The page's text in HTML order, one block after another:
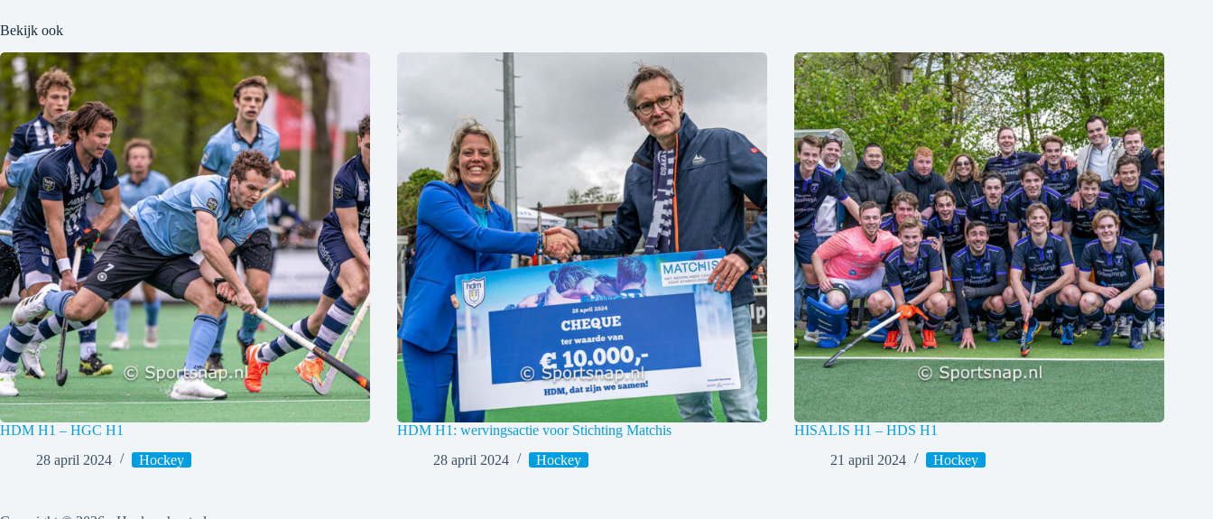
Bekijk ook
HDM H1 – HGC H1
28 april 2024
Hockey
HDM H1: wervingsactie voor Stichting Matchis
28 april 2024
Hockey
HISALIS H1 – HDS H1
21 april 2024
Hockey